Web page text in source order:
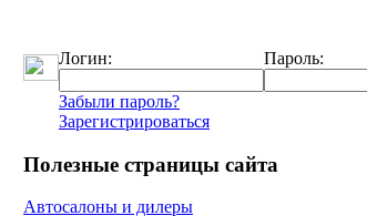
Логин: Пароль:
Забыли пароль?
Зарегистрироваться
Полезные страницы сайта
Автосалоны и дилеры